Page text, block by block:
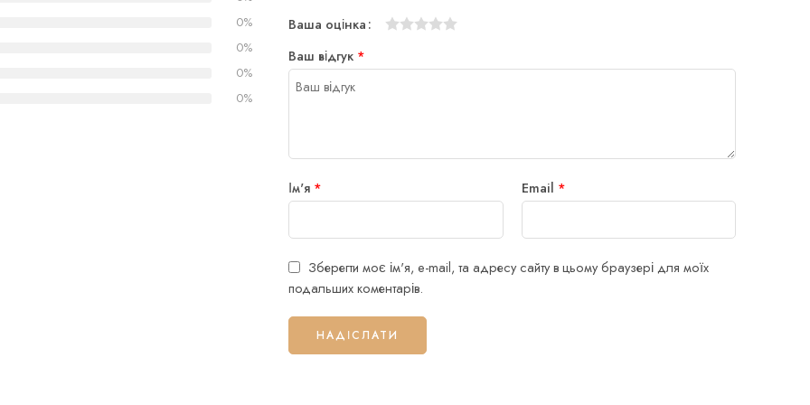
0%
0%
0%
0%
Ваша оцінка
Ваш відгук *
Ім'я * Email *
Зберегти моє ім'я, e-mail, та адресу сайту в цьому браузері для моїх
подальших коментарів.